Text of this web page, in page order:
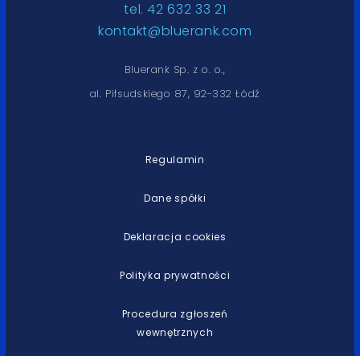
tel. 42 632 33 21
kontakt@bluerank.com
Bluerank Sp. z o. o.,
al. Piłsudskiego 87, 92-332 Łódź
Regulamin
Dane spółki
Deklaracja cookies
Polityka prywatności
Procedura zgłoszeń
wewnętrznych